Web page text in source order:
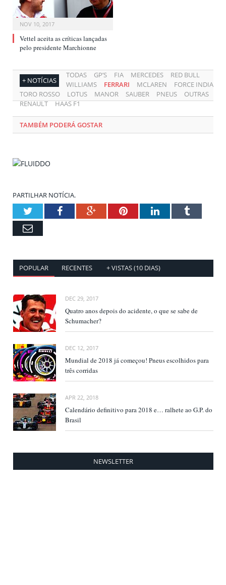
NOV 10, 2017
Vettel aceita as críticas lançadas
pelo presidente Marchionne
+ NOTÍCIAS
TODAS GP’S FIA MERCEDES
RED BULL
WILLIAMS
FERRARI MCLAREN
FORCE INDIA
TORO ROSSO
LOTUS MANOR SAUBER PNEUS
OUTRAS
RENAULT
HAAS F1
TAMBÉM PODERÁ GOSTAR
PARTILHAR NOTÍCIA.
TwitterFacebookGoogle+PinterestLinkedInTumblr
Email
POPULAR RECENTES + VISTAS (10 DIAS)
DEC 29, 2017
Quatro anos depois do acidente, o que se sabe de
Schumacher?
DEC 12, 2017
Mundial de 2018 já começou! Pneus escolhidos para
três corridas
APR 22, 2018
Calendário definitivo para 2018 e… ralhete ao G.P. do
Brasil
NEWSLETTER